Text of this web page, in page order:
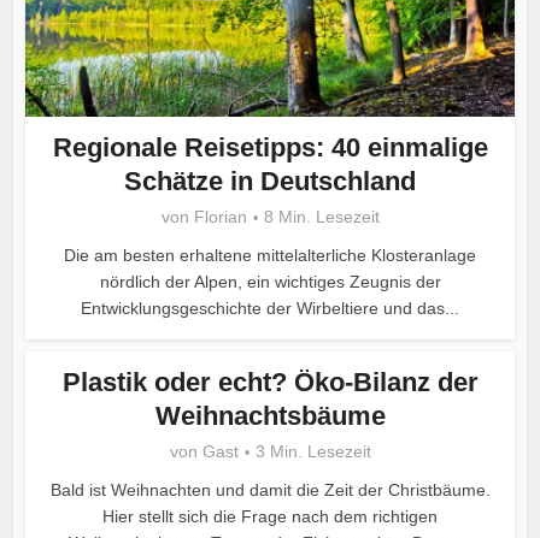
Regionale Reisetipps: 40 einmalige
Schätze in Deutschland
von Florian
8 Min. Lesezeit
Die am besten erhaltene mittelalterliche Klosteranlage
nördlich der Alpen, ein wichtiges Zeugnis der
Entwicklungsgeschichte der Wirbeltiere und das...
Plastik oder echt? Öko-Bilanz der
Weihnachtsbäume
von Gast
3 Min. Lesezeit
Bald ist Weihnachten und damit die Zeit der Christbäume.
Hier stellt sich die Frage nach dem richtigen